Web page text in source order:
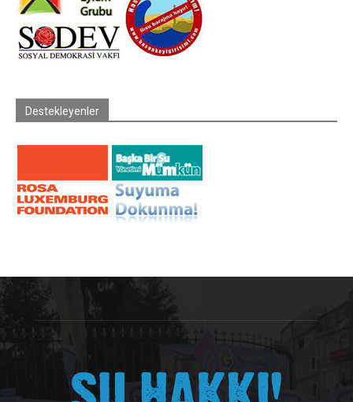
Destekleyenler